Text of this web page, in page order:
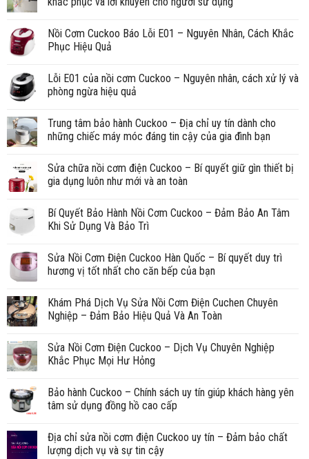
Nồi Cơm Cuckoo Báo Lỗi E01 – Nguyên Nhân, Cách Khắc
Phục Hiệu Quả
Lỗi E01 của nồi cơm Cuckoo – Nguyên nhân, cách xử lý và
phòng ngừa hiệu quả
Trung tâm bảo hành Cuckoo – Địa chỉ uy tín dành cho
những chiếc máy móc đáng tin cậy của gia đình bạn
Sửa chữa nồi cơm điện Cuckoo – Bí quyết giữ gìn thiết bị
gia dụng luôn như mới và an toàn
Bí Quyết Bảo Hành Nồi Cơm Cuckoo – Đảm Bảo An Tâm
Khi Sử Dụng Và Bảo Trì
Sửa Nồi Cơm Điện Cuckoo Hàn Quốc – Bí quyết duy trì
hương vị tốt nhất cho căn bếp của bạn
Khám Phá Dịch Vụ Sửa Nồi Cơm Điện Cuchen Chuyên
Nghiệp – Đảm Bảo Hiệu Quả Và An Toàn
Sửa Nồi Cơm Điện Cuckoo – Dịch Vụ Chuyên Nghiệp
Khắc Phục Mọi Hư Hỏng
Bảo hành Cuckoo – Chính sách uy tín giúp khách hàng yên
tâm sử dụng đồng hồ cao cấp
Địa chỉ sửa nồi cơm điện Cuckoo uy tín – Đảm bảo chất
lượng dịch vụ và sự tin cậy